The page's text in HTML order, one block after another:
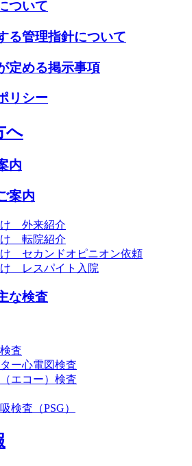
ついて
る管理指針について
定める掲示事項
リシー
へ
内
案内
け 外来紹介
け 転院紹介
け セカンドオピニオン依頼
け レスパイト入院
な検査
査
ー心電図検査
エコー）検査
検査（PSG）